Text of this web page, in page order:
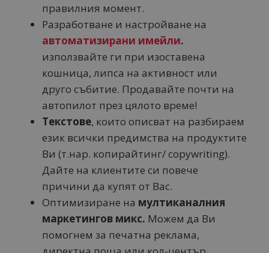
правилния момент.
Разработване и настройване на
автоматизирани имейли.
използвайте ги при изоставена
кошница, липса на активност или
друго събитие. Продавайте почти на
автопилот през цялото време!
Текстове, които описват на разбираем
език всички предимства на продуктите
Ви (т.нар. копирайтинг/ copywriting).
Дайте на клиентите си повече
причини да купят от Вас.
Оптимизиране на мултиканалния
маркетингов микс. Можем да Ви
помогнем за печатна реклама,